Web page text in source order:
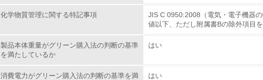
2.環境への取り組み
化学物質管理に関する特記事項
JIS C 0950:2008（電気・電子機器
値以下、ただし附属書Bの除外項目を
製品本体重量がグリーン購入法の判断の基準
を満たしているか
はい
消費電力がグリーン購入法の判断の基準を満
はい